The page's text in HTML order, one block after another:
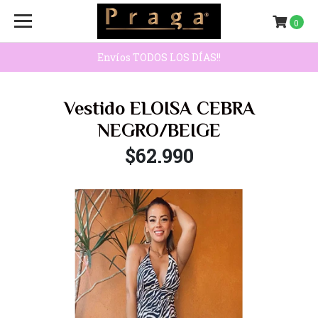
Envíos TODOS LOS DÍAS!!
0
Vestido ELOISA CEBRA
NEGRO/BEIGE
$62.990